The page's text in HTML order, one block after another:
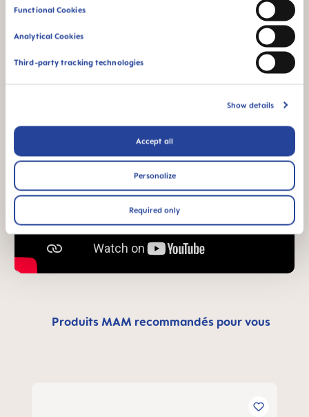
Functional Cookies
Analytical Cookies
Third-party tracking technologies
Show details
Accept all
Personalize
Required only
Produits MAM recommandés pour vous